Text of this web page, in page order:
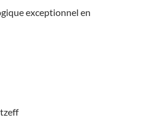
exceptionnel en